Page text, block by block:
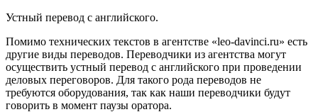
Устный перевод с английского.
Помимо технических текстов в агентстве «leo-davinci.ru» есть
другие виды переводов. Переводчики из агентства могут
осуществить устный перевод с английского при проведении
деловых переговоров. Для такого рода переводов не
требуются оборудования, так как наши переводчики будут
говорить в момент паузы оратора.